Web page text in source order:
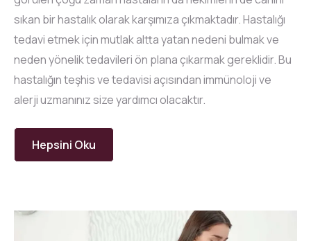
sıkan bir hastalık olarak karşımıza çıkmaktadır. Hastalığı
tedavi etmek için mutlak altta yatan nedeni bulmak ve
neden yönelik tedavileri ön plana çıkarmak gereklidir. Bu
hastalığın teşhis ve tedavisi açısından immünoloji ve
alerji uzmanınız size yardımcı olacaktır.
Hepsini Oku